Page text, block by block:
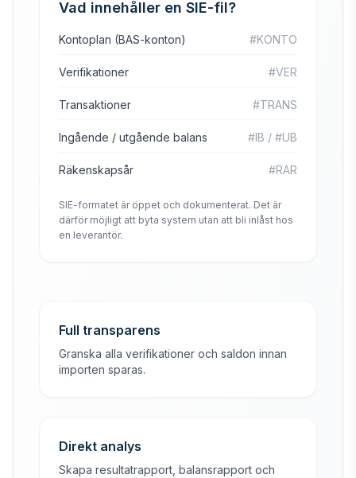
Vad innehåller en SIE-fil?
Kontoplan (BAS-konton) #KONTO
Verifikationer #VER
Transaktioner #TRANS
Ingående / utgående balans #IB / #UB
Räkenskapsår #RAR
SIE-formatet är öppet och dokumenterat. Det är
därför möjligt att byta system utan att bli inlåst hos
en leverantör.
Full transparens
Granska alla verifikationer och saldon innan
importen sparas.
Direkt analys
Skapa resultatrapport, balansrapport och